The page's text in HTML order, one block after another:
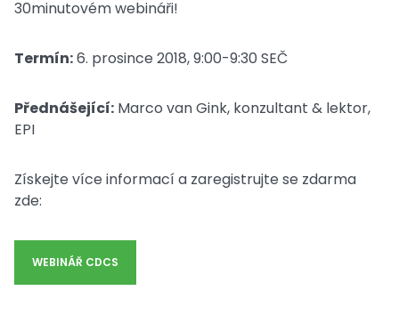
30minutovém webináři!
Termín:6. prosince 2018, 9:00-9:30 SEČ
Přednášející: Marco van Gink, konzultant & lektor,
EPI
Získejte více informací a zaregistrujte se zdarma
zde:
WEBINÁŘ CDCS